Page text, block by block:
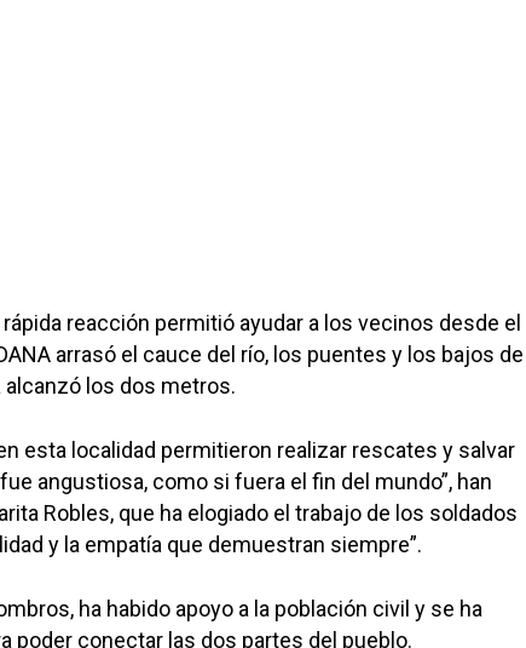
reacción permitió ayudar a los vecinos desde el
arrasó el cauce del río, los puentes y los bajos de
alcanzó los dos metros.
esta localidad permitieron realizar rescates y salvar
angustiosa, como si fuera el fin del mundo”, han
Robles, que ha elogiado el trabajo de los soldados
y la empatía que demuestran siempre”.
ha habido apoyo a la población civil y se ha
poder conectar las dos partes del pueblo.